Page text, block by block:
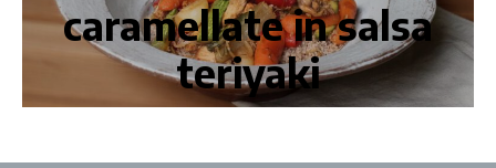
caramellate in salsa
teriyaki